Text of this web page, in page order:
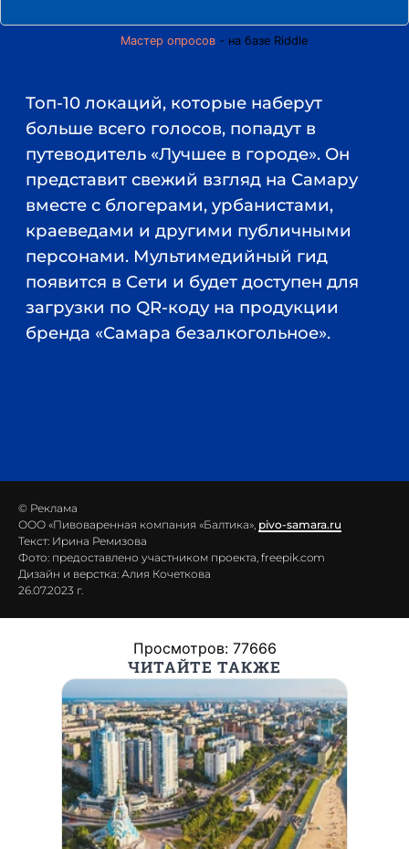
Мастер опросов- на базе Riddle
© Реклама
ООО «Пивоваренная компания «Балтика», pivo-samara.ru
Текст: Ирина Ремизова
Фото: предоставлено участником проекта, freepik.com
Дизайн и верстка: Алия Кочеткова
26.07.2023 г.
Просмотров: 77666
ЧИТАЙТЕ ТАКЖЕ